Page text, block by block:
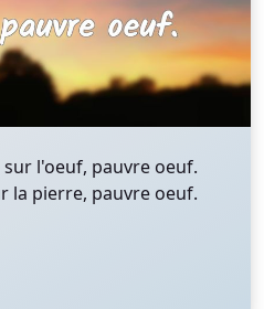
l'oeuf, pauvre oeuf.
la pierre, pauvre oeuf.